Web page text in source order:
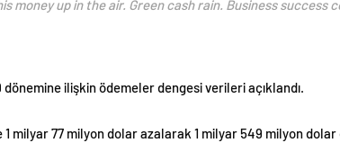
money up in the air. Green cash rain. Business
ilişkin ödemeler dengesi verileri açıklandı.
1 milyar 77 milyon dolar azalarak 1 milyar 549 milyon